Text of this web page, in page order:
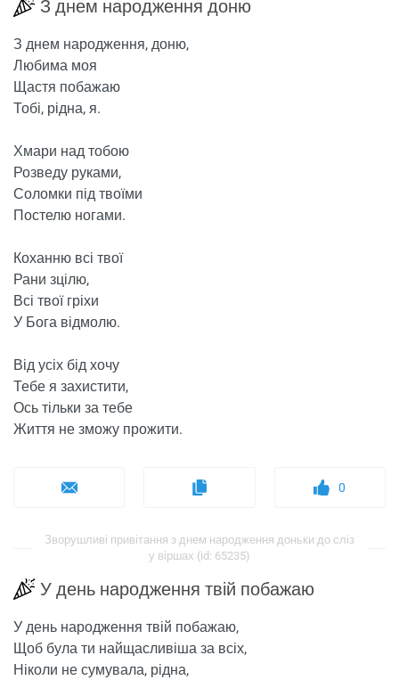
З днем ​​народження доню
З днем ​​народження, доню,
Любима моя
Щастя побажаю
Тобі, рідна, я.
Хмари над тобою
Розведу руками,
Соломки під твоїми
Постелю ногами.
Коханню всі твої
Рани зцілю,
Всі твої гріхи
У Бога відмолю.
Від усіх бід хочу
Тебе я захистити,
Ось тільки за тебе
Життя не зможу прожити.
0
Зворушливі привітання з днем ​​народження доньки до сліз
у віршах (id: 65235)
У день народження твій побажаю
У день народження твій побажаю,
Щоб була ти найщасливіша за всіх,
Ніколи не сумувала, рідна,